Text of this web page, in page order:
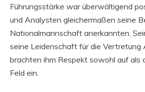
Führungsstärke war überwältigend
und Analysten gleichermaßen seine
Nationalmannschaft anerkannten.
seine Leidenschaft für die Vertretung
brachten ihm Respekt sowohl auf als
Feld ein.